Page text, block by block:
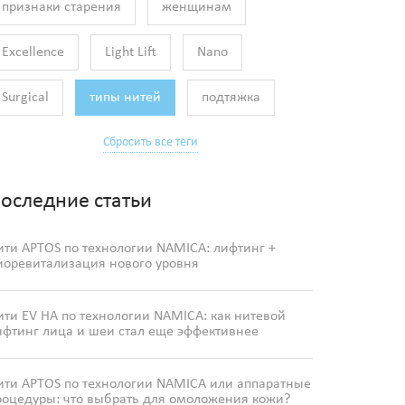
признаки старения женщинам
Excellence Light Lift Nano
Surgical типы нитей подтяжка
Сбросить все теги
статьи
APTOS по технологии NAMICA: лифтинг +
нового уровня
EV HA по технологии NAMICA: как нитевой
лица и шеи стал еще эффективнее
APTOS по технологии NAMICA или аппаратные
что выбрать для омоложения кожи?